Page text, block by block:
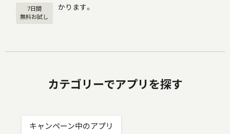
7日間
無料お試し
かります。
カテゴリーでアプリを探す
キャンペーン中のアプリ